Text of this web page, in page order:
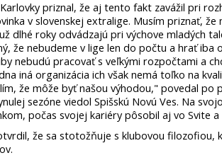
priznal, že aj tento fakt zavážil pri
v slovenskej extralige. Musím priznať, že
dlhé roky odvádzajú pri výchove mladých
že nebudeme v lige len do počtu a hrať iba
nebudú pracovať s veľkými rozpočtami a
iná organizácia ich však nemá toľko na
že môže byť našou výhodou," povedal po
sezóne viedol Spišskú Novú Ves. Na
počas svojej kariéry pôsobil aj vo Svite a
že sa stotožňuje s klubovou filozofiou,